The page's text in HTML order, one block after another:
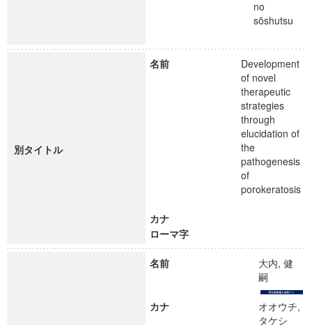
no
sōshutsu
別タイトル
名前
Development
of novel
therapeutic
strategies
through
elucidation of
the
pathogenesis
of
porokeratosis
カナ
ローマ字
名前
大内, 健
嗣
カナ
オオウチ,
タケシ